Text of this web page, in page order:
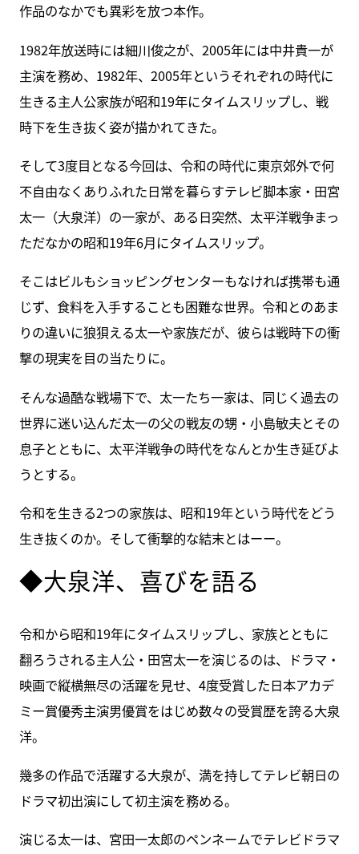
作品のなかでも異彩を放つ本作。
1982年放送時には細川俊之が、2005年には中井貴一が
主演を務め、1982年、2005年というそれぞれの時代に
生きる主人公家族が昭和19年にタイムスリップし、戦
時下を生き抜く姿が描かれてきた。
そして3度目となる今回は、令和の時代に東京郊外で何
不自由なくありふれた日常を暮らすテレビ脚本家・田宮
太一（大泉洋）の一家が、ある日突然、太平洋戦争まっ
ただなかの昭和19年6月にタイムスリップ。
そこはビルもショッピングセンターもなければ携帯も通
じず、食料を入手することも困難な世界。令和とのあま
りの違いに狼狽える太一や家族だが、彼らは戦時下の衝
撃の現実を目の当たりに。
そんな過酷な戦場下で、太一たち一家は、同じく過去の
世界に迷い込んだ太一の父の戦友の甥・小島敏夫とその
息子とともに、太平洋戦争の時代をなんとか生き延びよ
うとする。
令和を生きる2つの家族は、昭和19年という時代をどう
生き抜くのか。そして衝撃的な結末とはーー。
◆大泉洋、喜びを語る
令和から昭和19年にタイムスリップし、家族とともに
翻ろうされる主人公・田宮太一を演じるのは、ドラマ・
映画で縦横無尽の活躍を見せ、4度受賞した日本アカデ
ミー賞優秀主演男優賞をはじめ数々の受賞歴を誇る大泉
洋。
幾多の作品で活躍する大泉が、満を持してテレビ朝日の
ドラマ初出演にして初主演を務める。
演じる太一は、宮田一太郎のペンネームでテレビドラマ